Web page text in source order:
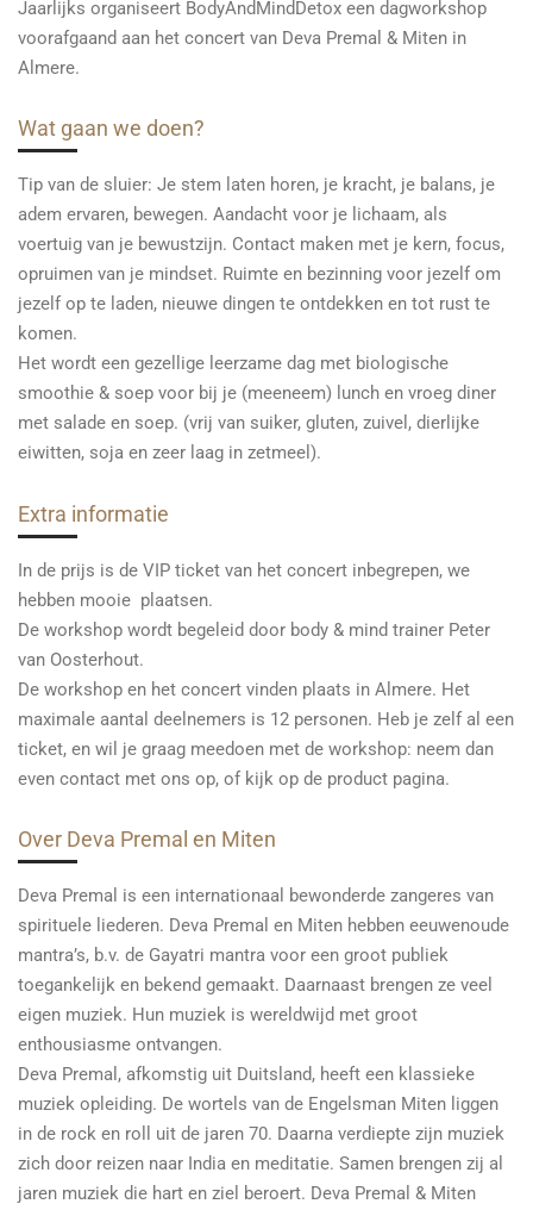
Jaarlijks organiseert BodyAndMindDetox een dagworkshop
voorafgaand aan het concert van Deva Premal & Miten in
Almere.
Wat gaan we doen?
Tip van de sluier: Je stem laten horen, je kracht, je balans, je
adem ervaren, bewegen. Aandacht voor je lichaam, als
voertuig van je bewustzijn. Contact maken met je kern, focus,
opruimen van je mindset. Ruimte en bezinning voor jezelf om
jezelf op te laden, nieuwe dingen te ontdekken en tot rust te
komen.
Het wordt een gezellige leerzame dag met biologische
smoothie & soep voor bij je (meeneem) lunch en vroeg diner
met salade en soep. (vrij van suiker, gluten, zuivel, dierlijke
eiwitten, soja en zeer laag in zetmeel).
Extra informatie
In de prijs is de VIP ticket van het concert inbegrepen, we
hebben mooie plaatsen.
De workshop wordt begeleid door body & mind trainer Peter
van Oosterhout.
De workshop en het concert vinden plaats in Almere. Het
maximale aantal deelnemers is 12 personen. Heb je zelf al een
ticket, en wil je graag meedoen met de workshop: neem dan
even contact met ons op, of kijk op de product pagina.
Over Deva Premal en Miten
Deva Premal is een internationaal bewonderde zangeres van
spirituele liederen. Deva Premal en Miten hebben eeuwenoude
mantra’s, b.v. de Gayatri mantra voor een groot publiek
toegankelijk en bekend gemaakt. Daarnaast brengen ze veel
eigen muziek. Hun muziek is wereldwijd met groot
enthousiasme ontvangen.
Deva Premal, afkomstig uit Duitsland, heeft een klassieke
muziek opleiding. De wortels van de Engelsman Miten liggen
in de rock en roll uit de jaren 70. Daarna verdiepte zijn muziek
zich door reizen naar India en meditatie. Samen brengen zij al
jaren muziek die hart en ziel beroert. Deva Premal & Miten